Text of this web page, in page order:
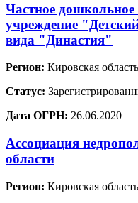
Частное дошкольное
учреждение
вида "Династия"
Регион: Кировская область
Статус:
Дата ОГРН: 26.06.2020
Ассоциация
области
Регион: Кировская область